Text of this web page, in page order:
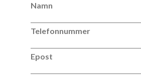
Namn
Namn
Telefonnummer
Telefonnummer
Epost
Epost